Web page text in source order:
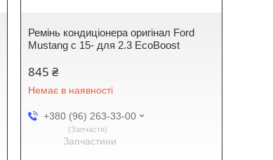
Ремінь кондиціонера оригінал Ford
Mustang c 15- для 2.3 EcoBoost
845 ₴
Немає в наявності
+380 (96) 263-33-00
Запчасти
Запчастини